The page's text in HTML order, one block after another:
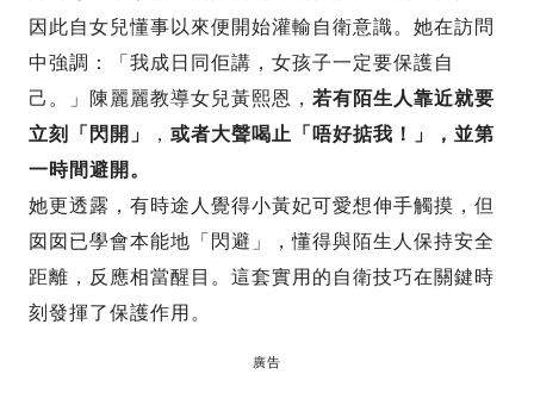
因此自女兒懂事以來便開始灌輸自衛意識。她在訪問
中強調：「我成日同佢講，女孩子一定要保護自
己。」陳麗麗教導女兒黃熙恩， 若有陌生人靠近就要
立刻「閃開」
， 或者大聲喝止「唔好掂我！」，並第
一時間避開。
她更透露，有時途人覺得小黃妃可愛想伸手觸摸，但
囡囡已學會本能地「閃避」，懂得與陌生人保持安全
距離，反應相當醒目。這套實用的自衛技巧在關鍵時
刻發揮了保護作用。
廣告